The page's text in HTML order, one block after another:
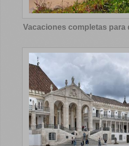
Vacaciones completas para